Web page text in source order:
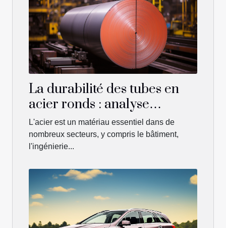
La durabilité des tubes en
acier ronds : analyse
complète
L'acier est un matériau essentiel dans de
nombreux secteurs, y compris le bâtiment,
l'ingénierie...